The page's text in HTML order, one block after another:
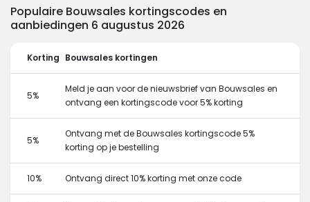
Populaire Bouwsales kortingscodes en
aanbiedingen 6 augustus 2026
Korting Bouwsales kortingen
5%
Meld je aan voor de nieuwsbrief van Bouwsales en
ontvang een kortingscode voor 5% korting
5%
Ontvang met de Bouwsales kortingscode 5%
korting op je bestelling
10% Ontvang direct 10% korting met onze code